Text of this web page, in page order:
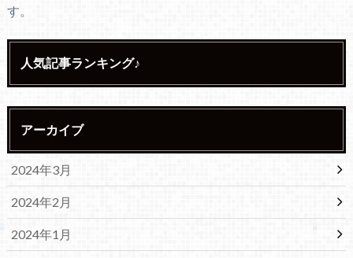
す。
人気記事ランキング♪
アーカイブ
2024年3月
2024年2月
2024年1月